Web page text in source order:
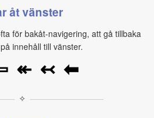
åt vänster
för bakåt-navigering, att gå tillbaka
innehåll till vänster.
↞ ↢ ⬅
✧